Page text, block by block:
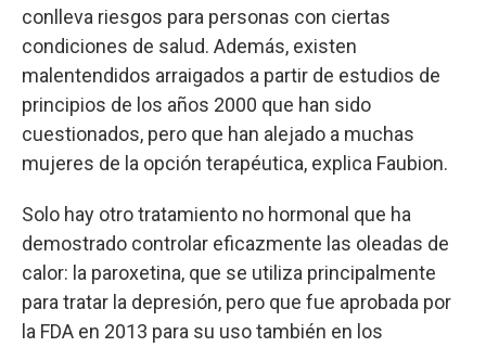
conlleva riesgos para personas con ciertas
condiciones de salud. Además, existen
malentendidos arraigados a partir de estudios de
principios de los años 2000 que han sido
cuestionados, pero que han alejado a muchas
mujeres de la opción terapéutica, explica Faubion.
Solo hay otro tratamiento no hormonal que ha
demostrado controlar eficazmente las oleadas de
calor: la paroxetina, que se utiliza principalmente
para tratar la depresión, pero que fue aprobada por
la FDA en 2013 para su uso también en los